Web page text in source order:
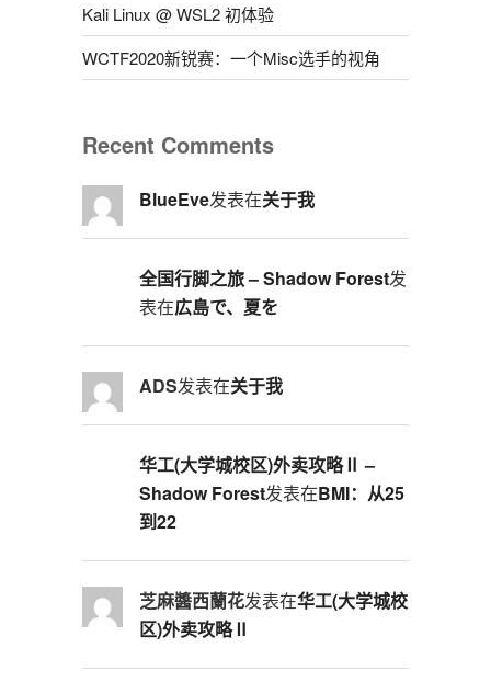
Kali Linux @ WSL2 初体验
WCTF2020新锐赛：一个Misc选手的视角
Recent Comments
BlueEve发表在关于我
全国行脚之旅 – Shadow Forest发
表在広島で、夏を
ADS发表在关于我
华工(大学城校区)外卖攻略Ⅱ –
Shadow Forest发表在BMI：从25
到22
芝麻醬西蘭花发表在华工(大学城校
区)外卖攻略Ⅱ